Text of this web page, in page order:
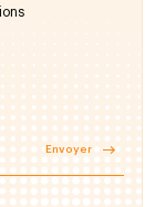
Envoyer